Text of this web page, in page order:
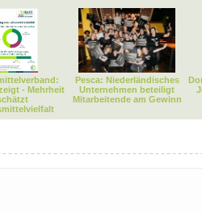
- Mehrheit
Pesca: Niederländisches
Unternehmen beteiligt
Mitarbeitende am Gewinn